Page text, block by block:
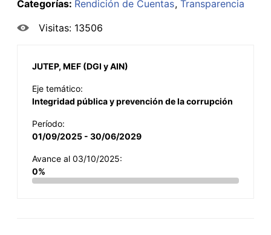
Categorías: Rendición de Cuentas Transparencia
Visitas: 13506
JUTEP, MEF (DGI y AIN)
Eje temático:
Integridad pública y prevención de la corrupción
Período:
01/09/2025 - 30/06/2029
Avance al 03/10/2025:
0%